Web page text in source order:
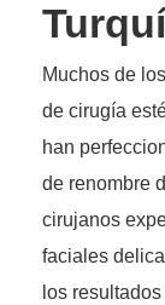
Muchos de
de cirugía
han
de renombre
cirujanos
faciales
los